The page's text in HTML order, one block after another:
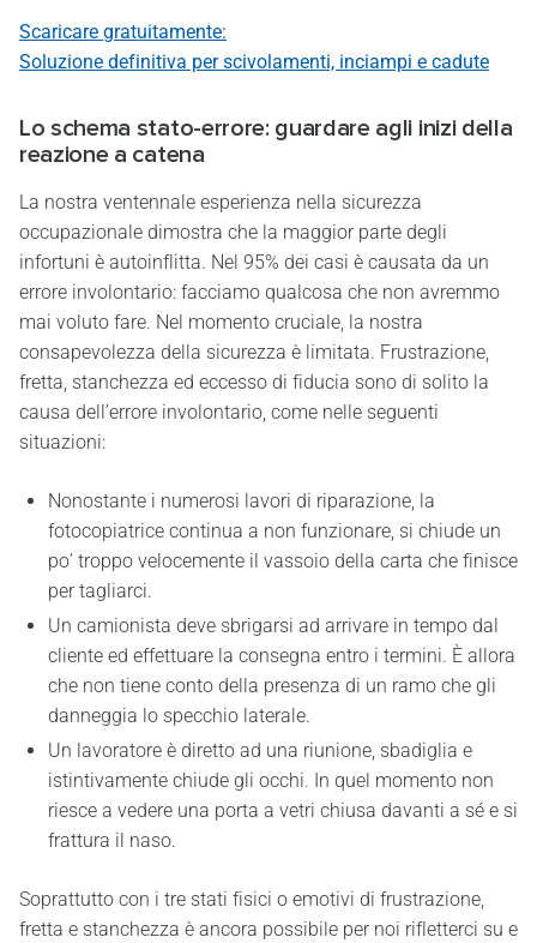
Scaricare gratuitamente:
Soluzione definitiva per scivolamenti, inciampi e cadute
Lo schema stato-errore: guardare agli inizi della
reazione a catena
La nostra ventennale esperienza nella sicurezza
occupazionale dimostra che la maggior parte degli
infortuni è autoinflitta. Nel 95% dei casi è causata da un
errore involontario: facciamo qualcosa che non avremmo
mai voluto fare. Nel momento cruciale, la nostra
consapevolezza della sicurezza è limitata. Frustrazione,
fretta, stanchezza ed eccesso di fiducia sono di solito la
causa dell’errore involontario, come nelle seguenti
situazioni:
Nonostante i numerosi lavori di riparazione, la
fotocopiatrice continua a non funzionare, si chiude un
po’ troppo velocemente il vassoio della carta che finisce
per tagliarci.
Un camionista deve sbrigarsi ad arrivare in tempo dal
cliente ed effettuare la consegna entro i termini. È allora
che non tiene conto della presenza di un ramo che gli
danneggia lo specchio laterale.
Un lavoratore è diretto ad una riunione, sbadiglia e
istintivamente chiude gli occhi. In quel momento non
riesce a vedere una porta a vetri chiusa davanti a sé e si
frattura il naso.
Soprattutto con i tre stati fisici o emotivi di frustrazione,
fretta e stanchezza è ancora possibile per noi rifletterci su e